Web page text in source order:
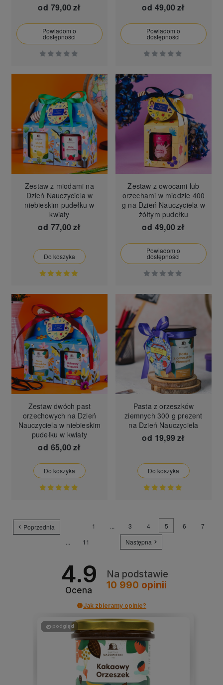
od 79,00 zł
Powiadom o
dostępności
od 49,00 zł
Powiadom o
dostępności
Zestaw z miodami na
Dzień Nauczyciela w
niebieskim pudełku w
kwiaty
od 77,00 zł
Do koszyka
Zestaw z owocami lub
orzechami w miodzie 400
g na Dzień Nauczyciela w
żółtym pudełku
od 49,00 zł
Powiadom o
dostępności
Zestaw dwóch past
orzechowych na Dzień
Nauczyciela w niebieskim
pudełku w kwiaty
od 65,00 zł
Do koszyka
Pasta z orzeszków
ziemnych 300 g prezent
na Dzień Nauczyciela
od 19,99 zł
Do koszyka
Poprzednia 1 ... 3 4 5 6
7
...
11 Następna
4.9
Ocena
Na podstawie
10 990 opinii
Jak zbieramy opinie?
podgląd